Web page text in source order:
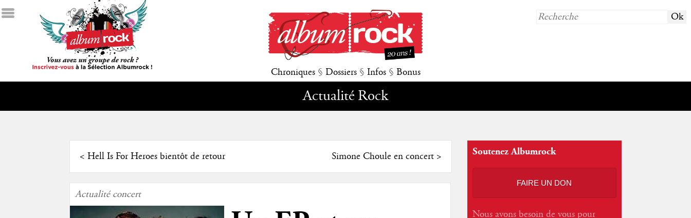
Chroniques § Dossiers § Infos § Bonus
Actualité Rock
< Hell Is For Heroes bientôt de retour Simone Choule en concert>
Actualité concert
Soutenez Albumrock
FAIRE UN DON
Nous avons besoin de vous pour